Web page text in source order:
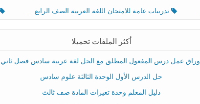
تدريبات عامة للامتحان اللغة العربية الصف الرابع الفصل الثالث
أكثر الملفات تحميلا
أوراق عمل درس المفعول المطلق مع الحل لغة عربية سادس فصل ثاني
حل الدرس الأول الوحدة الثالثة علوم سادس
دليل المعلم وحدة تغيرات المادة صف ثالث